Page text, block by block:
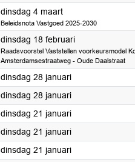
dinsdag 4 maart2025
Beleidsnota Vastgoed 2025-2030
dinsdag 18 februari2025
Raadsvoorstel Vaststellen voorkeursmodel
Amsterdamsestraatweg - Oude Daalstraat
dinsdag 28 januari2025
dinsdag 28 januari2025
dinsdag 21 januari2025
dinsdag 21 januari2025
dinsdag 21 januari2025